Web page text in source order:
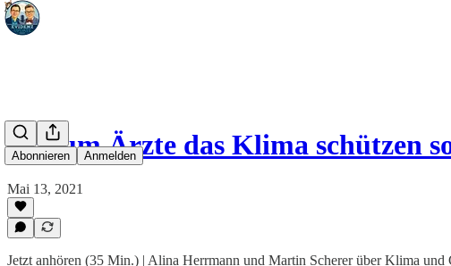
Abonnieren Anmelden
Warum Ärzte das Klima schützen
Mai 13, 2021
Jetzt anhören (35 Min.) | Alina Herrmann und Martin Scherer über Klima und